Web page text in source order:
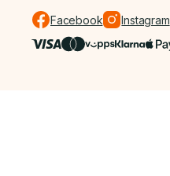
Facebook Instagram